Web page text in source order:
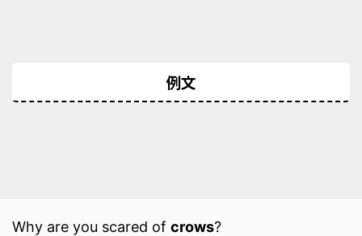
例文
Why are you scared of crows?